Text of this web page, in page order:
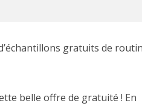
gratuits de
belle offre de gratuité ! En